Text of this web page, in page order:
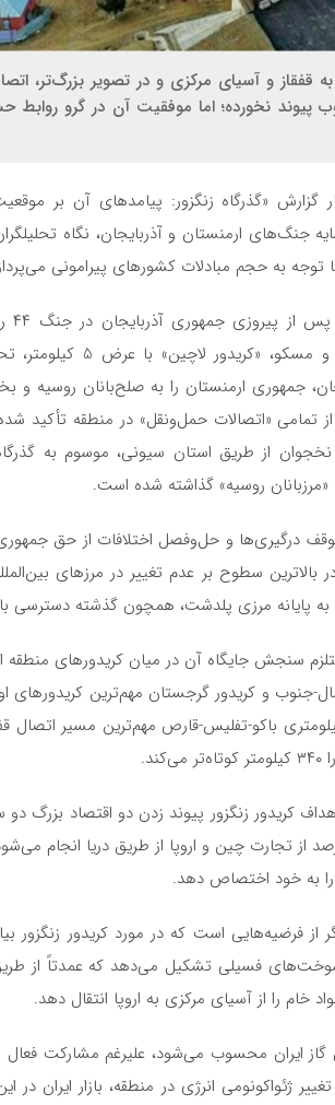
به قفقاز و آسیای مرکزی و در تصویر بزرگ‌تر،
نخورده؛ اما موفقیت آن در گرو روابط
گزارش «گذرگاه زنگزور: پیامدهای آن بر
جنگ‌های ارمنستان و آذربایجان، نگاه
توجه به حجم مبادلات کشورهای پیرامونی
سه‌جانبه آتش‌بس میان
جمهوری ارمنستان را به صلح‌بانان روسیه
رفع انسداد از تمامی «اتصالات حمل‌ونقل» در منطقه
از طریق استان سیونی، موسوم به
روسیه» گذاشته شده است.
درگیری‌ها و حل‌وفصل اختلافات از حق
سطوح بر عدم تغییر در مرزهای
به پایانه مرزی پلدشت، همچون گذشته دسترسی
سنجش جایگاه آن در میان کریدورهای منطقه
جنوب و کریدور گرجستان مهم‌ترین کریدورهای
در حال حاضر راه‌آهن ۸۲۶ کیلومتری باکو-تفلیس-قارص مهم‌ترین
کریدور زنگزور پیوند زدن دو اقتصاد بزرگ
بیان‌شده است. درحالی‌که ۹۰ درصد از تجارت چین و اروپا از طریق
از فرضیه‌هایی است که در مورد کریدور
سوخت‌های فسیلی تشکیل می‌دهد که عمدتاً از
خام را از آسیای مرکزی به اروپا انتقال دهد.
گاز ایران محسوب می‌شود، علیرغم مشارکت فعال
ژئواکونومی انرژی در منطقه، بازار ایران در